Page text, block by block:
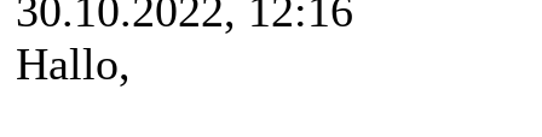
30.10.2022, 12:16
Hallo,